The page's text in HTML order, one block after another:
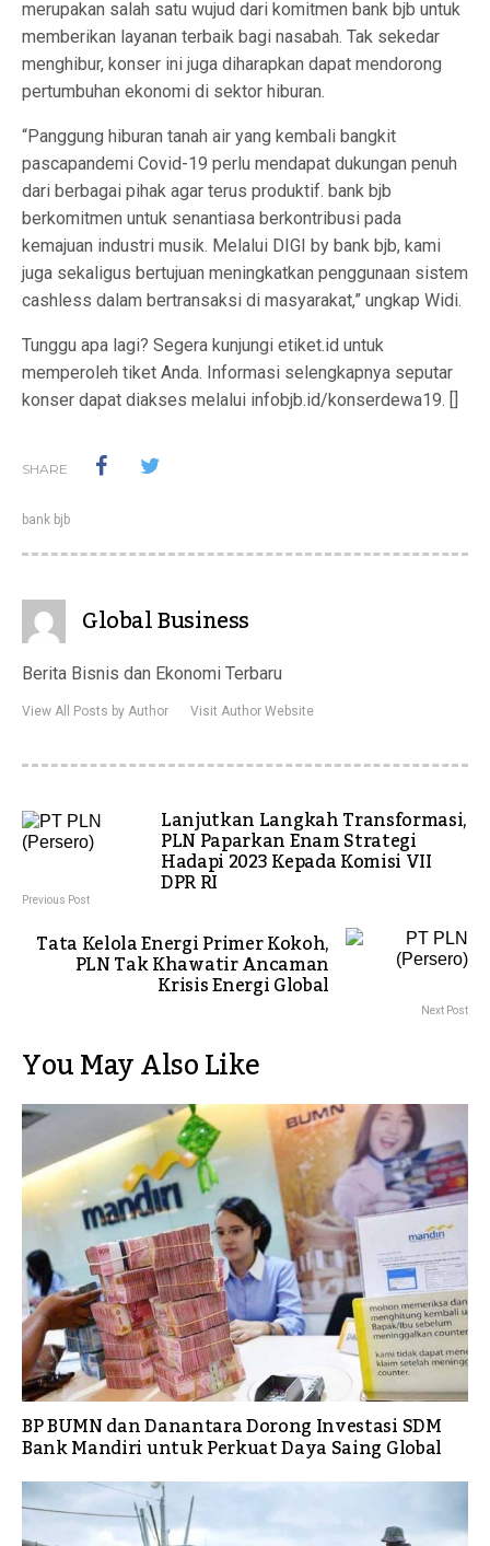
merupakan salah satu wujud dari komitmen bank bjb untuk
memberikan layanan terbaik bagi nasabah. Tak sekedar
menghibur, konser ini juga diharapkan dapat mendorong
pertumbuhan ekonomi di sektor hiburan.
“Panggung hiburan tanah air yang kembali bangkit
pascapandemi Covid-19 perlu mendapat dukungan penuh
dari berbagai pihak agar terus produktif. bank bjb
berkomitmen untuk senantiasa berkontribusi pada
kemajuan industri musik. Melalui DIGI by bank bjb, kami
juga sekaligus bertujuan meningkatkan penggunaan sistem
cashless dalam bertransaksi di masyarakat,” ungkap Widi.
Tunggu apa lagi? Segera kunjungi etiket.id untuk
memperoleh tiket Anda. Informasi selengkapnya seputar
konser dapat diakses melalui infobjb.id/konserdewa19. []
SHARE
bank bjb
Global Business
Berita Bisnis dan Ekonomi Terbaru
View All Posts by Author Visit Author Website
Lanjutkan Langkah Transformasi,
PLN Paparkan Enam Strategi
Hadapi 2023 Kepada Komisi VII
DPR RI
Previous Post
Tata Kelola Energi Primer Kokoh,
PLN Tak Khawatir Ancaman
Krisis Energi Global
Next Post
You May Also Like
BP BUMN dan Danantara Dorong Investasi SDM
Bank Mandiri untuk Perkuat Daya Saing Global